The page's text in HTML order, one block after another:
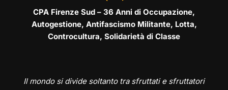
CPA Firenze Sud – 36 Anni di Occupazione,
Autogestione, Antifascismo Militante, Lotta,
Controcultura, Solidarietà di Classe
Il mondo si divide soltanto tra sfruttati e sfruttatori